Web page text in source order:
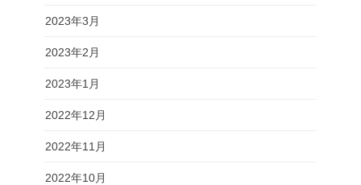
2023年3月
2023年2月
2023年1月
2022年12月
2022年11月
2022年10月